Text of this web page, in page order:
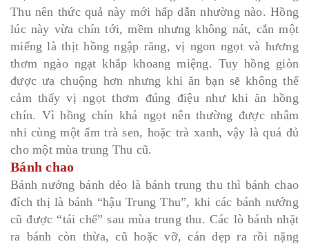
Thu nên thức quả này mới hấp dẫn nhường nào. Hồng
lúc này vừa chín tới, mềm nhưng không nát, cắn một
miếng là thịt hồng ngập răng, vị ngon ngọt và hương
thơm ngào ngạt khắp khoang miệng. Tuy hồng giòn
được ưa chuộng hơn nhưng khi ăn bạn sẽ không thể
cảm thấy vị ngọt thơm đúng điệu như khi ăn hồng
chín. Vì hồng chín khá ngọt nên thường được nhâm
nhi cùng một ấm trà sen, hoặc trà xanh, vậy là quá đủ
cho một mùa trung Thu cũ.
Bánh chao
Bánh nướng bánh dẻo là bánh trung thu thì bánh chao
đích thị là bánh “hậu Trung Thu”, khi các bánh nướng
cũ được “tái chế” sau mùa trung thu. Các lò bánh nhặt
ra bánh còn thừa, cũ hoặc vỡ, cán dẹp ra rồi nặng